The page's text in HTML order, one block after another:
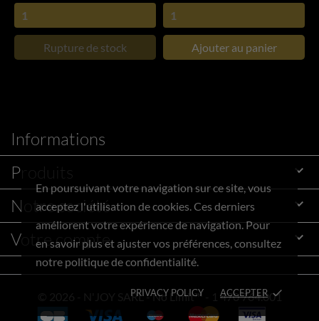
En poursuivant votre navigation sur ce site, vous
acceptez l'utilisation de cookies. Ces derniers
améliorent votre expérience de navigation. Pour
en savoir plus et ajuster vos préférences, consultez
notre politique de confidentialité.
PRIVACY POLICY ACCEPTER done
Rupture de stock Ajouter au panier
Informations
Produits

Notre société 
Votre compte 
© 2026 - N'JOY SARL - No Limit™ - 1 470 764.001